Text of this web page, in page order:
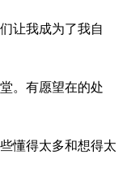
让我成为了我自
。有愿望在的处
懂得太多和想得太